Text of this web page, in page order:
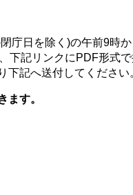
庁日を除く)の午前9時か
下記リンクにPDF形式
記へ送付してください
ます。